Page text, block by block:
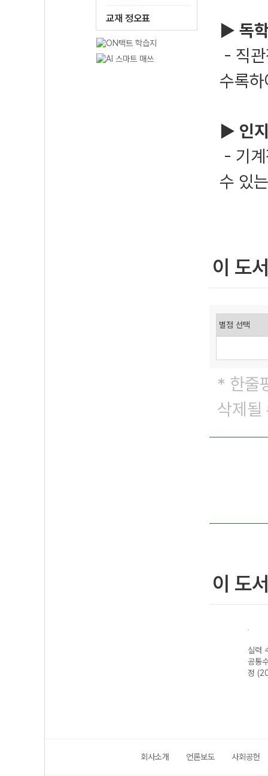
교재 정오표
▶ 독
- 직
수록
▶ 인
- 기
수 있
이 도
* 한줄
삭제될
이 도
실력
공통
정
회사소개 언론보도 사회공헌